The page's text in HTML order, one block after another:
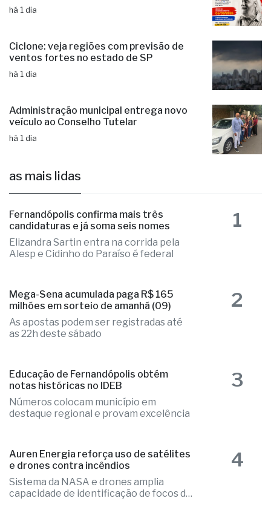
há 1 dia
Ciclone: veja regiões com previsão de
ventos fortes no estado de SP
há 1 dia
Administração municipal entrega novo
veículo ao Conselho Tutelar
há 1 dia
as mais lidas
Fernandópolis confirma mais três
candidaturas e já soma seis nomes
Elizandra Sartin entra na corrida pela
Alesp e Cidinho do Paraíso é federal
1
Mega-Sena acumulada paga R$ 165
milhões em sorteio de amanhã (09)
As apostas podem ser registradas até
as 22h deste sábado
2
Educação de Fernandópolis obtém
notas históricas no IDEB
Números colocam município em
destaque regional e provam excelência
3
Auren Energia reforça uso de satélites
e drones contra incêndios
Sistema da NASA e drones amplia
capacidade de identificação de focos de
4